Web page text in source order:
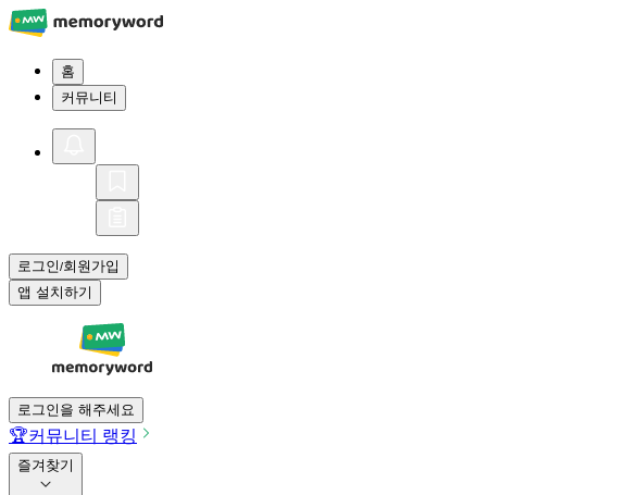
홈
커뮤니티
로그인/회원가입
앱 설치하기
로그인을 해주세요
🏆커뮤니티 랭킹
즐겨찾기